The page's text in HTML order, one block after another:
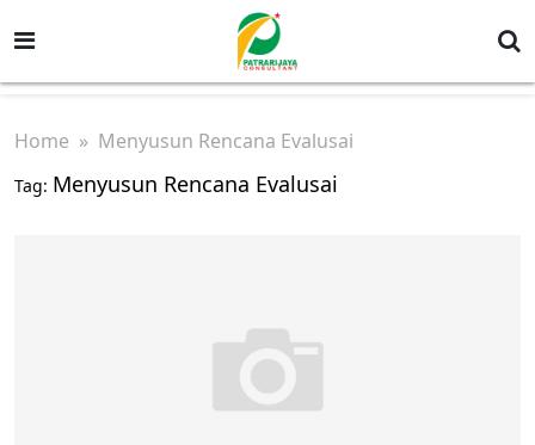
Home » Menyusun Rencana Evalusai
Tag: Menyusun Rencana Evalusai